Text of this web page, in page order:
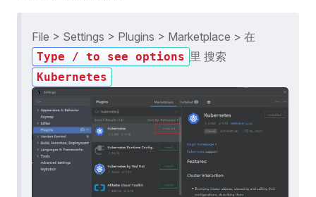
File > Settings > Plugins > Marketplace > 在
Type / to see options 里 搜索
Kubernetes